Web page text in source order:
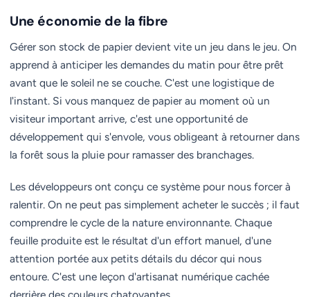
Une économie de la fibre
Gérer son stock de papier devient vite un jeu dans le jeu. On
apprend à anticiper les demandes du matin pour être prêt
avant que le soleil ne se couche. C'est une logistique de
l'instant. Si vous manquez de papier au moment où un
visiteur important arrive, c'est une opportunité de
développement qui s'envole, vous obligeant à retourner dans
la forêt sous la pluie pour ramasser des branchages.
Les développeurs ont conçu ce système pour nous forcer à
ralentir. On ne peut pas simplement acheter le succès ; il faut
comprendre le cycle de la nature environnante. Chaque
feuille produite est le résultat d'un effort manuel, d'une
attention portée aux petits détails du décor qui nous
entoure. C'est une leçon d'artisanat numérique cachée